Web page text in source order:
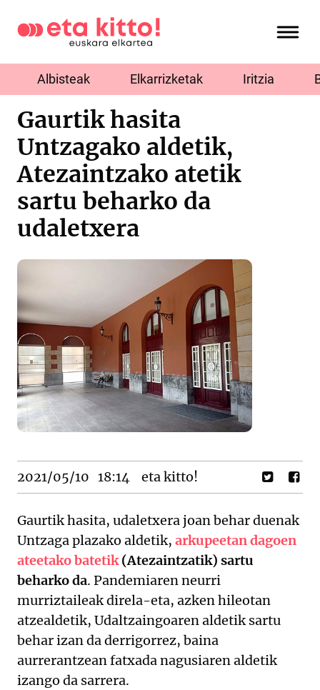
Albisteak Elkarrizketak Iritzia
Gaurtik hasita
Untzagako aldetik,
Atezaintzako atetik
sartu beharko da
udaletxera
2021/05/10 18:14 eta kitto!
Gaurtik hasita, udaletxera joan behar duenak
Untzaga plazako aldetik, arkupeetan dagoen
ateetako batetik(Atezaintzatik) sartu
beharko da. Pandemiaren neurri
murriztaileak direla-eta, azken hileotan
atzealdetik, Udaltzaingoaren aldetik sartu
behar izan da derrigorrez, baina
aurrerantzean fatxada nagusiaren aldetik
izango da sarrera.